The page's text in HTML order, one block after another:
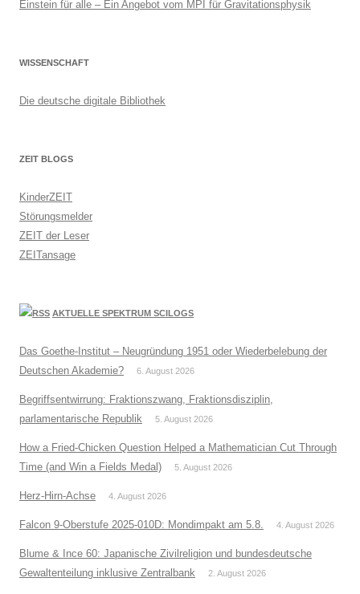
Einstein für alle – Ein Angebot vom MPI für Gravitationsphysik
WISSENSCHAFT
Die deutsche digitale Bibliothek
ZEIT BLOGS
KinderZEIT
Störungsmelder
ZEIT der Leser
ZEITansage
AKTUELLE SPEKTRUM SCILOGS
Das Goethe-Institut – Neugründung 1951 oder Wiederbelebung der
Deutschen Akademie?
6. August 2026
Begriffsentwirrung: Fraktionszwang, Fraktionsdisziplin,
parlamentarische Republik
5. August 2026
How a Fried-Chicken Question Helped a Mathematician Cut Through
Time (and Win a Fields Medal)
5. August 2026
Herz-Hirn-Achse 4. August 2026
Falcon 9-Oberstufe 2025-010D: Mondimpakt am 5.8. 4. August 2026
Blume & Ince 60: Japanische Zivilreligion und bundesdeutsche
Gewaltenteilung inklusive Zentralbank
2. August 2026